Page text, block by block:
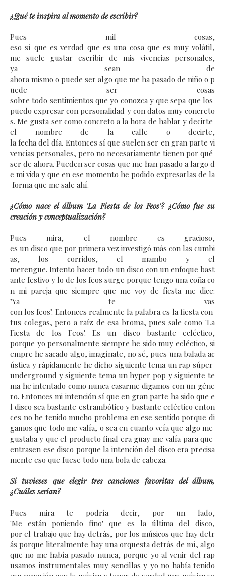
¿Qué te inspira al momento de escribir?
Pues mil cosas,
eso sí que es verdad que es una cosa que es muy volátil,
me suele gustar escribir de mis vivencias personales,
ya sean de
ahora mismo o puede ser algo que me ha pasado de niño o p
uede ser cosas
sobre todo sentimientos que yo conozca y que sepa que los
puedo expresar con personalidad y con datos muy concreto
s.Me gusta ser como concreto a la hora de hablar y decirte
el nombre de la calle o decirte,
la fecha del día. Entonces sí que suelen ser en gran parte vi
vencias personales, pero no necesariamente tienen por qué
ser de ahora. Pueden ser cosas que me han pasado a largo d
e mi vida y que en ese momento he podido expresarlas de la
forma que me sale ahí.
¿Cómo nace el álbum 'La Fiesta de los Feos'? ¿Cómo fue su
creación y conceptualización?
Pues mira, el nombre es gracioso,
es un disco que por primera vez investigó más con las cumbi
as, los corridos, el mambo y el
merengue. Intento hacer todo un disco con un enfoque bast
ante festivo y lo de los feos surge porque tengo una coña co
n mi pareja que siempre que me voy de fiesta me dice:
"Ya te vas
con los feos". Entonces realmente la palabra es la fiesta con
tus colegas, pero a raíz de esa broma, pues sale como 'La
Fiesta de los Feos'. Es un disco bastante ecléctico,
porque yo personalmente siempre he sido muy ecléctico, si
empre he sacado algo, imagínate, no sé, pues una balada ac
ústica y rápidamente he dicho siguiente tema un rap súper
underground y siguiente tema un hyper pop y siguiente te
ma he intentado como nunca casarme digamos con un géne
ro.Entonces mi intención sí que en gran parte ha sido que e
l disco sea bastante estrambótico y bastante ecléctico enton
ces no he tenido mucho problema en ese sentido porque di
gamos que todo me valía, o sea en cuanto veía que algo me
gustaba y que el producto final era guay me valía para que
entrasen ese disco porque la intención del disco era precisa
mente eso que fuese todo una bola de cabeza.
Si tuvieses que elegir tres canciones favoritas del álbum,
¿Cuáles serían?
Pues mira te podría decir, por un lado,
'Me están poniendo fino' que es la última del disco,
por el trabajo que hay detrás, por los músicos que hay detr
ás porque literalmente hay una orquesta detrás de mí, algo
que no me había pasado nunca, porque yo al venir del rap
usamos instrumentales muy sencillas y yo no había tenido